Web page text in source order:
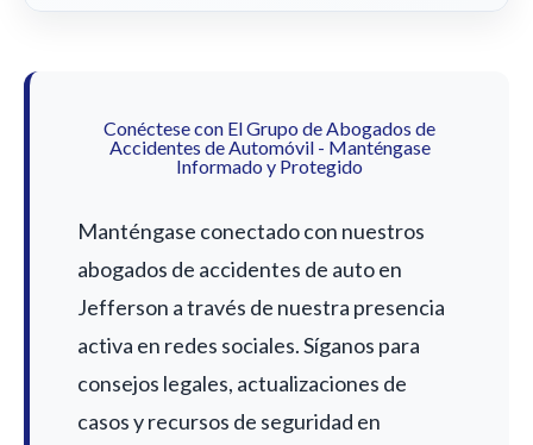
Conéctese con El Grupo de Abogados de
Accidentes de Automóvil - Manténgase
Informado y Protegido
Manténgase conectado con nuestros
abogados de accidentes de auto en
Jefferson a través de nuestra presencia
activa en redes sociales. Síganos para
consejos legales, actualizaciones de
casos y recursos de seguridad en